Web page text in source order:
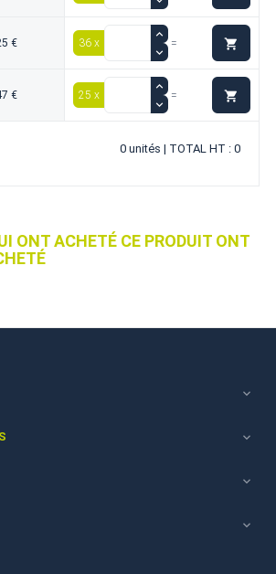
€ 36 x = 
€ 25 x = 
0 unités | TOTAL HT : 0
ONT ACHETÉ CE PRODUIT ONT



